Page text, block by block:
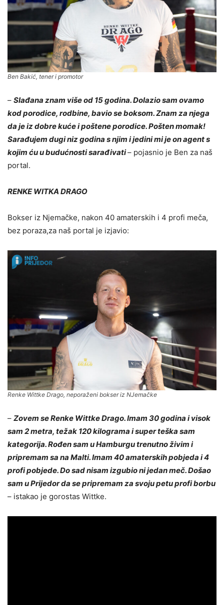
Ben Bakić, tener i promotor
– Slađana znam više od 15 godina. Dolazio sam ovamo
kod porodice, rodbine, bavio se boksom. Znam za njega
da je iz dobre kuće i poštene porodice. Pošten momak!
Sarađujem dugi niz godina s njim i jedini mi je on agent s
kojim ću u budućnosti sarađivati– pojasnio je Ben za naš
portal.
RENKE WITKA DRAGO
Bokser iz Njemačke, nakon 40 amaterskih i 4 profi meča,
bez poraza,za naš portal je izjavio:
Renke Wittke Drago, neporaženi bokser iz NJemačke
– Zovem se Renke Wittke Drago. Imam 30 godina i visok
sam 2 metra, težak 120 kilograma i super teška sam
kategorija. Rođen sam u Hamburgu trenutno živim i
pripremam sa na Malti. Imam 40 amaterskih pobjeda i 4
profi pobjede. Do sad nisam izgubio ni jedan meč. Došao
sam u Prijedor da se pripremam za svoju petu profi borbu
– istakao je gorostas Wittke.